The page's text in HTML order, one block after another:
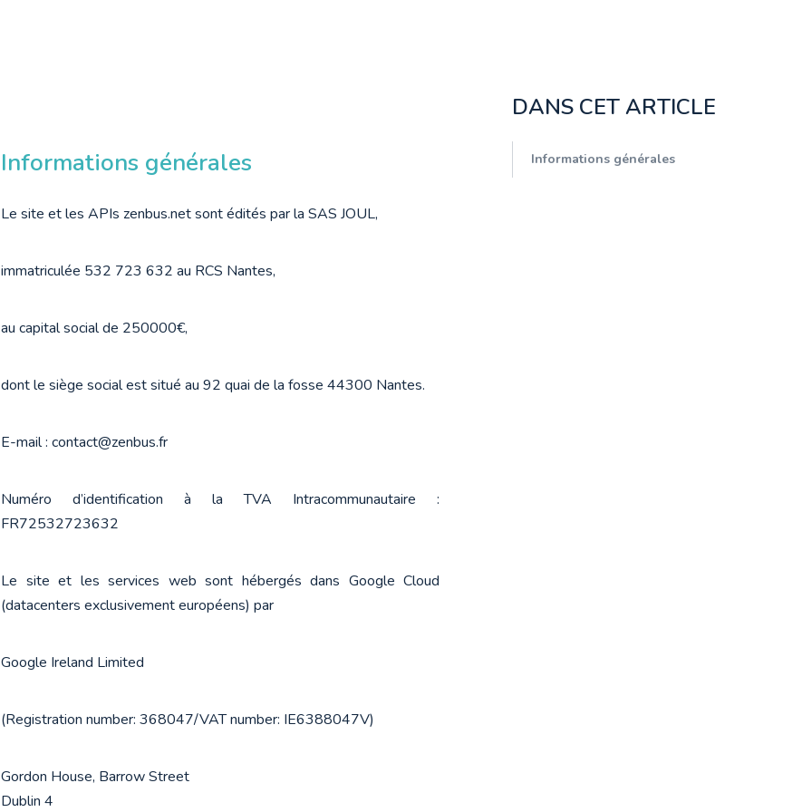
Informations générales
Le site et les APIs zenbus.net sont édités par la SAS JOUL,
immatriculée 532 723 632 au RCS Nantes,
au capital social de 250000€,
dont le siège social est situé au 92 quai de la fosse 44300 Nantes.
E-mail : contact@zenbus.fr
Numéro d’identification à la TVA Intracommunautaire :
FR72532723632
Le site et les services web sont hébergés dans Google Cloud
(datacenters exclusivement européens) par
Google Ireland Limited
(Registration number: 368047/VAT number: IE6388047V)
Gordon House, Barrow Street
Dublin 4
DANS CET ARTICLE
Informations générales